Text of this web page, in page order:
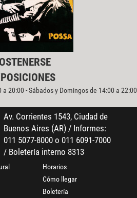
20:00 - Sábados y Domingos de 14:00 a 22:00
Av. Corrientes 1543, Ciudad de
Buenos Aires (AR) / Informes:
011 5077-8000 o 011 6091-7000
/ Boletería interno 8313
Horarios
Cómo llegar
Boletería